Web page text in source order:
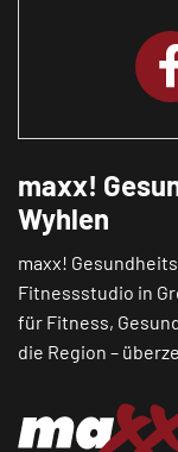
maxx!
Wyhlen
maxx!
Fitnessstudio in
für Fitness,
die Region –